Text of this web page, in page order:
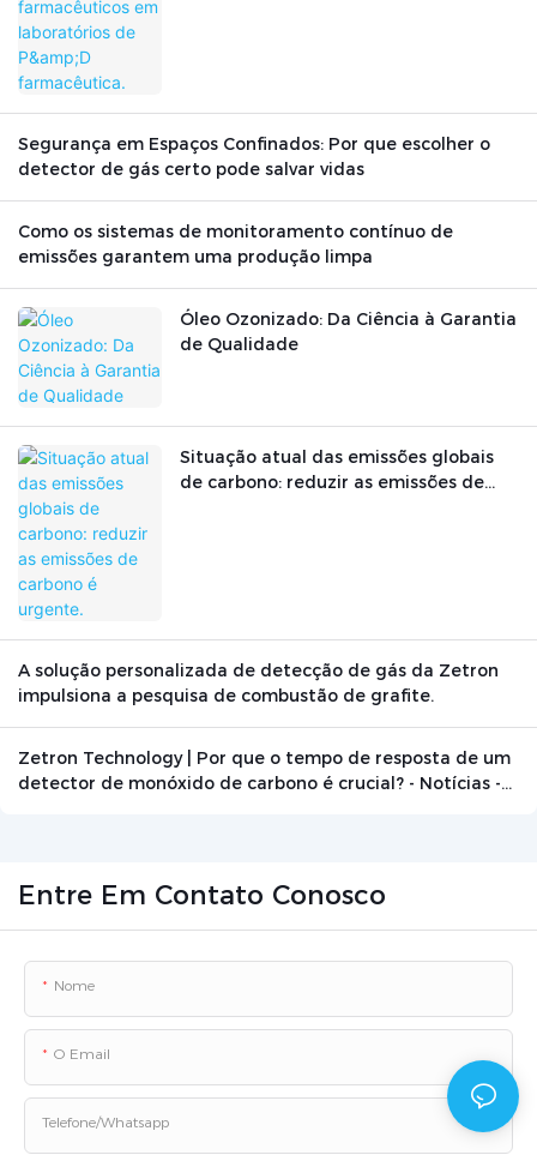
Segurança em Espaços Confinados: Por que escolher o
detector de gás certo pode salvar vidas
Como os sistemas de monitoramento contínuo de
emissões garantem uma produção limpa
Óleo Ozonizado: Da Ciência à Garantia
de Qualidade
Situação atual das emissões globais
de carbono: reduzir as emissões de
A solução personalizada de detecção de gás da Zetron
impulsiona a pesquisa de combustão de grafite.
Zetron Technology | Por que o tempo de resposta de um
detector de monóxido de carbono é crucial? - Notícias -
Entre Em Contato Conosco
Nome
O Email
Telefone/whatsapp